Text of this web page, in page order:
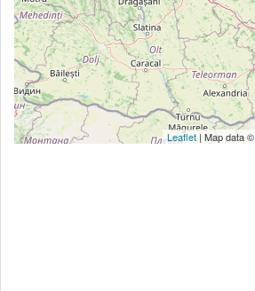
Leaflet| Map data ©